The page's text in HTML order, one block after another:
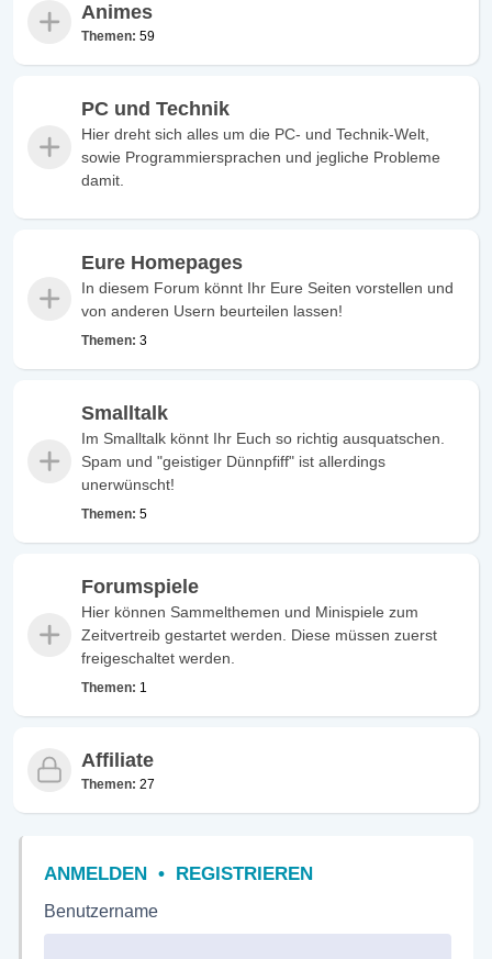
Animes
Themen: 59
PC und Technik
Hier dreht sich alles um die PC- und Technik-Welt,
sowie Programmiersprachen und jegliche Probleme
damit.
Eure Homepages
In diesem Forum könnt Ihr Eure Seiten vorstellen und
von anderen Usern beurteilen lassen!
Themen: 3
Smalltalk
Im Smalltalk könnt Ihr Euch so richtig ausquatschen.
Spam und "geistiger Dünnpfiff" ist allerdings
unerwünscht!
Themen: 5
Forumspiele
Hier können Sammelthemen und Minispiele zum
Zeitvertreib gestartet werden. Diese müssen zuerst
freigeschaltet werden.
Themen: 1
Affiliate
Themen: 27
ANMELDEN • REGISTRIEREN
Benutzername